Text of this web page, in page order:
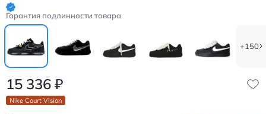
Гарантия подлинности товара
+150
15 336 ₽
Nike Court Vision